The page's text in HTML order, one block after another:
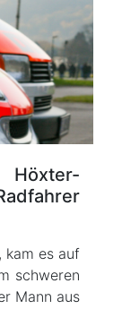
Höxter-
kam es auf
schweren
Mann aus